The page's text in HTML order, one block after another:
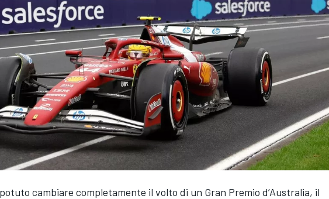
cambiare completamente il volto di un Gran Premio d’Australia, il